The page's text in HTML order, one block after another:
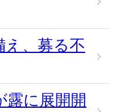
え、募る不
露に展開開